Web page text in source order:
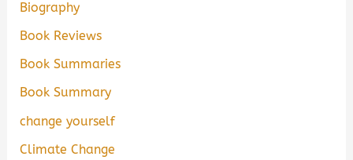
Biography
Book Reviews
Book Summaries
Book Summary
change yourself
Climate Change